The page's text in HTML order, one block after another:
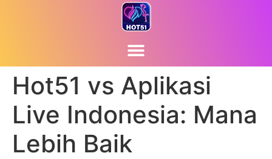
Hot51 vs Aplikasi
Live Indonesia: Mana
Lebih Baik